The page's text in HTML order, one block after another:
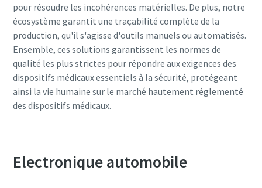
pour résoudre les incohérences matérielles. De plus, notre
écosystème garantit une traçabilité complète de la
production, qu'il s'agisse d'outils manuels ou automatisés.
Ensemble, ces solutions garantissent les normes de
qualité les plus strictes pour répondre aux exigences des
dispositifs médicaux essentiels à la sécurité, protégeant
ainsi la vie humaine sur le marché hautement réglementé
des dispositifs médicaux.
Electronique automobile